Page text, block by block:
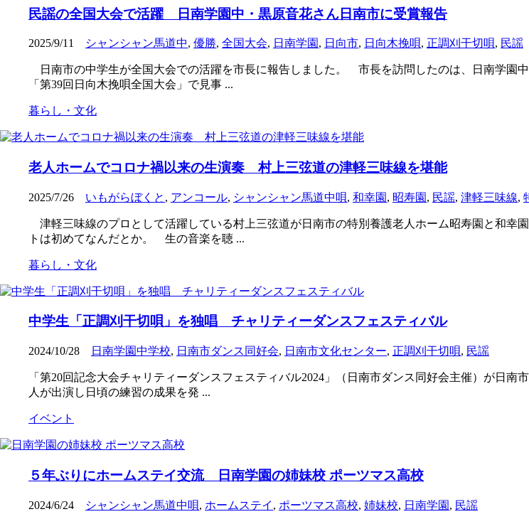
民謡の全国大会で活躍 日南学園中・黒原音花さん日南市に受賞報告
2025/9/11 シャンシャン馬道中, 優勝, 全国大会, 日南学園 , 日向市, 日向木挽唄, 正調刈干切唄, 民謡
日南市の中学生が全国大会での活躍を市長に報告しました。 市長を訪問したのは、日南学園
「第39回日向木挽唄全国大会」で見事 ...
暮らし・文化
老人ホームでコロナ禍以来の生演奏 村上三弦道の津軽三味線を堪能
2025/7/26 いもがらぼくと , アンコール, シャンシャン馬道中唄, 和幸園 , 昭寿園 , 民謡, 津軽三味線,
津軽三味線のプロとして活躍している村上三弦道が日南市の特別養護老人ホーム昭寿園と和
トは初めてなんだとか。 生の音楽を聴 ...
暮らし・文化
中学生「正調刈干切唄」を独唱 チャリティーダンスフェスティバル
2024/10/28 日南学園中学校, 日南市ダンス同好会, 日南市文化センター, 正調刈干切唄, 民謡
「第20回記念大会チャリティーダンスフェスティバル2024」（日南市ダンス同好会主催）が日
人が出演し日頃の練習の成果を発 ...
イベント
５年ぶりにホームステイ交流 日南学園の姉妹校 ポーツマス高校
2024/6/24 シャンシャン馬道中唄, ホームステイ , ポーツマス高校, 姉妹校, 日南学園 , 民謡